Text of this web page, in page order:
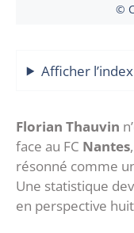
©
Afficher l’index
Florian Thauvin
face au FC Nantes
résonné comme
Une statistique
en perspective